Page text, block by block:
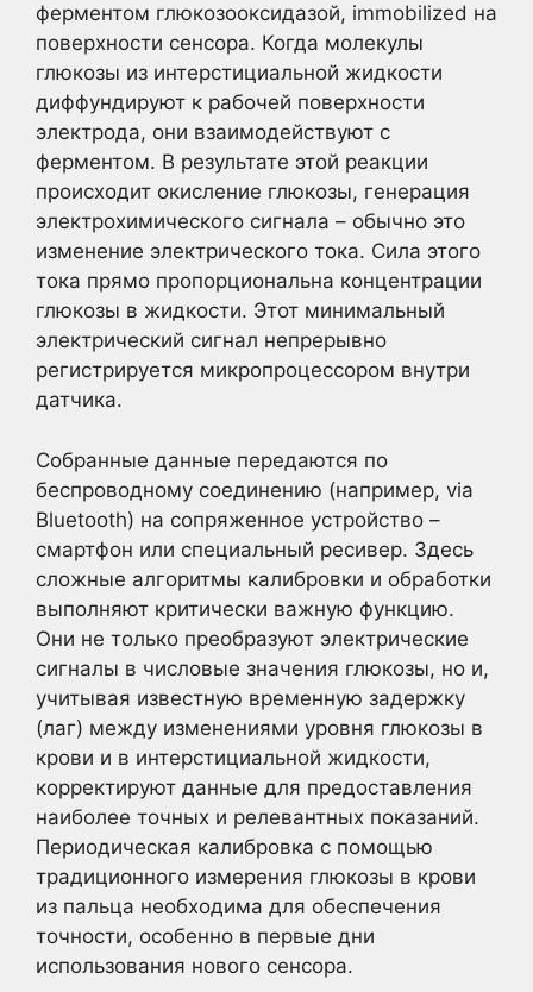
ферментом глюкозооксидазой, immobilized на
поверхности сенсора. Когда молекулы
глюкозы из интерстициальной жидкости
диффундируют к рабочей поверхности
электрода, они взаимодействуют с
ферментом. В результате этой реакции
происходит окисление глюкозы, генерация
электрохимического сигнала – обычно это
изменение электрического тока. Сила этого
тока прямо пропорциональна концентрации
глюкозы в жидкости. Этот минимальный
электрический сигнал непрерывно
регистрируется микропроцессором внутри
датчика.
Собранные данные передаются по
беспроводному соединению (например, via
Bluetooth) на сопряженное устройство –
смартфон или специальный ресивер. Здесь
сложные алгоритмы калибровки и обработки
выполняют критически важную функцию.
Они не только преобразуют электрические
сигналы в числовые значения глюкозы, но и,
учитывая известную временную задержку
(лаг) между изменениями уровня глюкозы в
крови и в интерстициальной жидкости,
корректируют данные для предоставления
наиболее точных и релевантных показаний.
Периодическая калибровка с помощью
традиционного измерения глюкозы в крови
из пальца необходима для обеспечения
точности, особенно в первые дни
использования нового сенсора.